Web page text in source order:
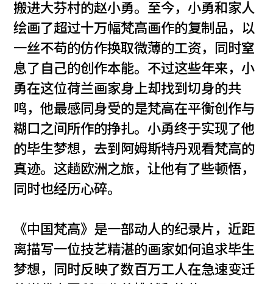
搬进大芬村的赵小勇。至今，小勇和家人
绘画了超过十万幅梵高画作的复制品，以
一丝不苟的仿作换取微薄的工资，同时窒
息了自己的创作本能。不过这些年来，小
勇在这位荷兰画家身上却找到切身的共
鸣，他最感同身受的是梵高在平衡创作与
糊口之间所作的挣扎。小勇终于实现了他
的毕生梦想，去到阿姆斯特丹观看梵高的
真迹。这趟欧洲之旅，让他有了些顿悟，
同时也经历心碎。
《中国梵高》是一部动人的纪录片，近距
离描写一位技艺精湛的画家如何追求毕生
梦想，同时反映了数百万工人在急速变迁